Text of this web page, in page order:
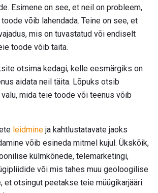
Esimene on see, et neil on probleem,
võib lahendada. Teine on see, et
mis on tuvastatud või endiselt
toode võib täita.
otsima kedagi, kelle eesmärgiks on
aidata neil täita. Lõpuks otsib
mida teie toode või teenus võib
leidmine ja kahtlustatavate jaoks
võib esineda mitmel kujul. Ükskõik,
külmkõnede, telemarketingi,
või mis tahes muu geoloogilise
et otsingut peetakse teie müügikarjääri